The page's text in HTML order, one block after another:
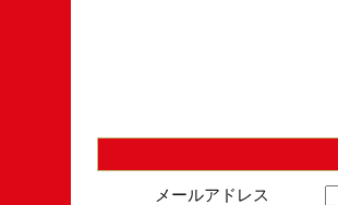
メールアドレス